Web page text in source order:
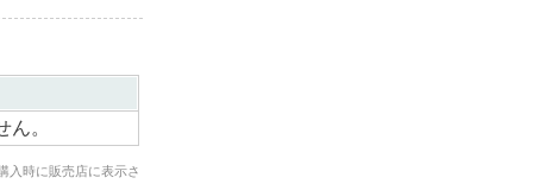
。
入時に販売店に表示さ